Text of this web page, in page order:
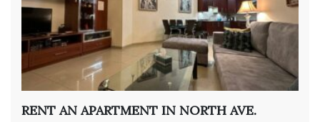
RENT AN APARTMENT IN NORTH AVE.